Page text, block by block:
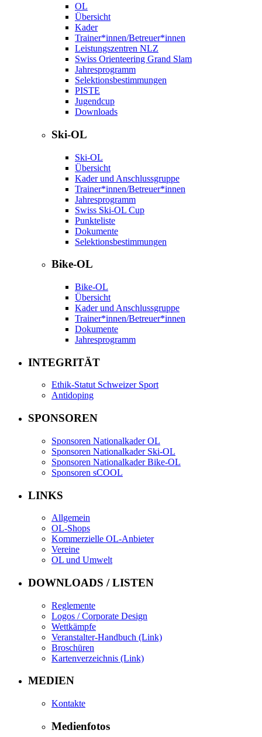
OL
Übersicht
Kader
Trainer*innen/Betreuer*innen
Leistungszentren NLZ
Swiss Orienteering Grand Slam
Jahresprogramm
Selektionsbestimmungen
PISTE
Jugendcup
Downloads
Ski-OL
Ski-OL
Übersicht
Kader und Anschlussgruppe
Trainer*innen/Betreuer*innen
Jahresprogramm
Swiss Ski-OL Cup
Punkteliste
Dokumente
Selektionsbestimmungen
Bike-OL
Bike-OL
Übersicht
Kader und Anschlussgruppe
Trainer*innen/Betreuer*innen
Dokumente
Jahresprogramm
INTEGRITÄT
Ethik-Statut Schweizer Sport
Antidoping
SPONSOREN
Sponsoren Nationalkader OL
Sponsoren Nationalkader Ski-OL
Sponsoren Nationalkader Bike-OL
Sponsoren sCOOL
LINKS
Allgemein
OL-Shops
Kommerzielle OL-Anbieter
Vereine
OL und Umwelt
DOWNLOADS / LISTEN
Reglemente
Logos / Corporate Design
Wettkämpfe
Veranstalter-Handbuch (Link)
Broschüren
Kartenverzeichnis (Link)
MEDIEN
Kontakte
Medienfotos